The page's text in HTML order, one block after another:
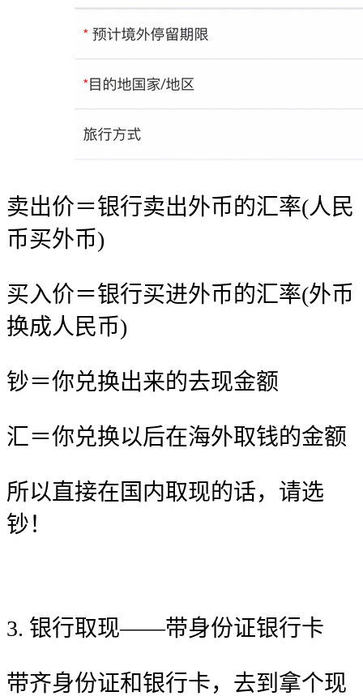
卖出价＝银行卖出外币的汇率(人民
币买外币)
买入价＝银行买进外币的汇率(外币
换成人民币)
钞＝你兑换出来的去现金额
汇＝你兑换以后在海外取钱的金额
所以直接在国内取现的话，请选
钞！
3. 银行取现——带身份证银行卡
带齐身份证和银行卡，去到拿个现